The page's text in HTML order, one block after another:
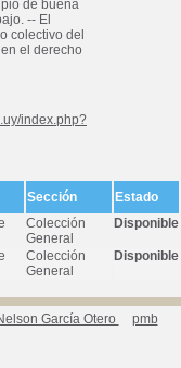
de buena
-- El
colectivo del
el derecho
index.php?
Sección
Estado
Colección
General
Disponible
Colección
General
Disponible
García Otero pmb